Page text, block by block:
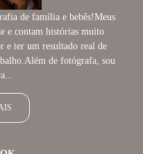
de família e bebês!Meus
e contam histórias muito
e ter um resultado real de
de fotógrafa, sou